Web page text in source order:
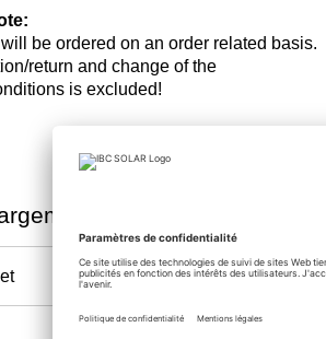
be ordered on an order related basis.
return and change of the
is excluded!